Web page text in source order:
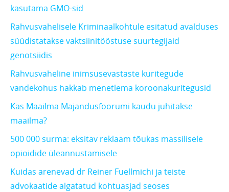
kasutama GMO-sid
Rahvusvahelisele Kriminaalkohtule esitatud avalduses
süüdistatakse vaktsiinitööstuse suurtegijaid
genotsiidis
Rahvusvaheline inimsusevastaste kuritegude
vandekohus hakkab menetlema koroonakuritegusid
Kas Maailma Majandusfoorumi kaudu juhitakse
maailma?
500 000 surma: eksitav reklaam tõukas massilisele
opioidide üleannustamisele
Kuidas arenevad dr Reiner Fuellmichi ja teiste
advokaatide algatatud kohtuasjad seoses